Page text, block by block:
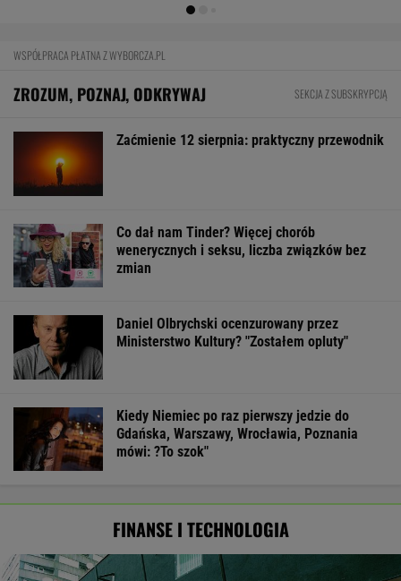
WSPÓŁPRACA PŁATNA Z WYBORCZA.PL
ZROZUM, POZNAJ, ODKRYWAJ SEKCJA Z SUBSKRYPCJĄ
Zaćmienie 12 sierpnia: praktyczny przewodnik
Co dał nam Tinder? Więcej chorób
wenerycznych i seksu, liczba związków bez
zmian
Daniel Olbrychski ocenzurowany przez
Ministerstwo Kultury? "Zostałem opluty"
Kiedy Niemiec po raz pierwszy jedzie do
Gdańska, Warszawy, Wrocławia, Poznania
mówi: ?To szok"
FINANSE I TECHNOLOGIA